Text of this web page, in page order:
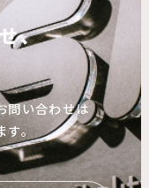
、
問い合わせは
す。